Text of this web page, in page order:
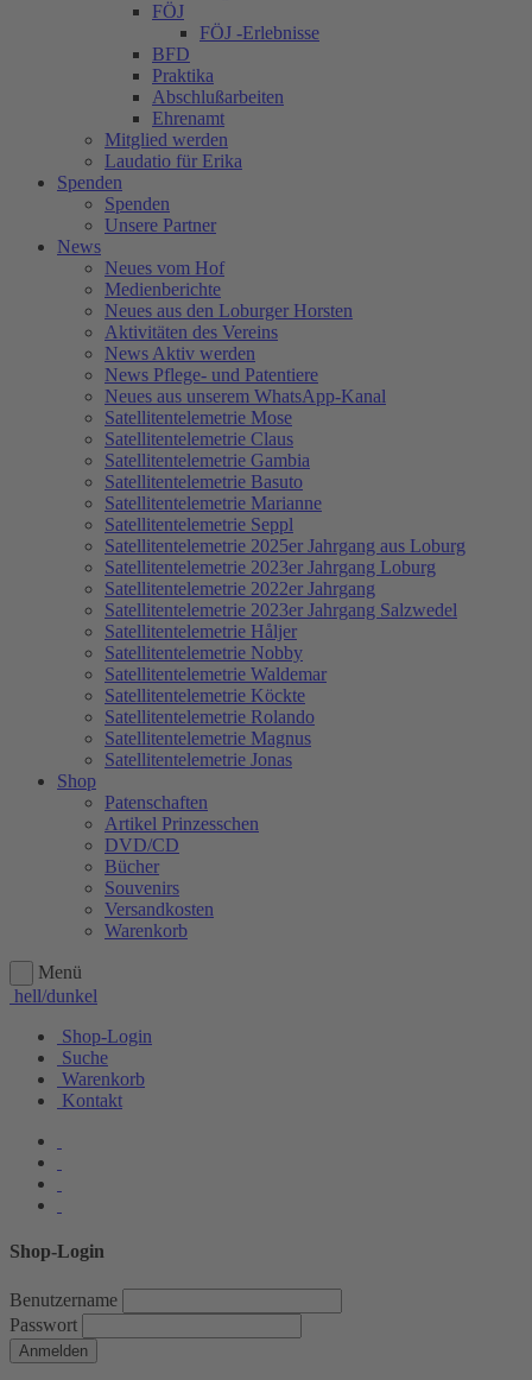
FÖJ
FÖJ -Erlebnisse
BFD
Praktika
Abschlußarbeiten
Ehrenamt
Mitglied werden
Laudatio für Erika
Spenden
Spenden
Unsere Partner
News
Neues vom Hof
Medienberichte
Neues aus den Loburger Horsten
Aktivitäten des Vereins
News Aktiv werden
News Pflege- und Patentiere
Neues aus unserem WhatsApp-Kanal
Satellitentelemetrie Mose
Satellitentelemetrie Claus
Satellitentelemetrie Gambia
Satellitentelemetrie Basuto
Satellitentelemetrie Marianne
Satellitentelemetrie Seppl
Satellitentelemetrie 2025er Jahrgang aus Loburg
Satellitentelemetrie 2023er Jahrgang Loburg
Satellitentelemetrie 2022er Jahrgang
Satellitentelemetrie 2023er Jahrgang Salzwedel
Satellitentelemetrie Håljer
Satellitentelemetrie Nobby
Satellitentelemetrie Waldemar
Satellitentelemetrie Köckte
Satellitentelemetrie Rolando
Satellitentelemetrie Magnus
Satellitentelemetrie Jonas
Shop
Patenschaften
Artikel Prinzesschen
DVD/CD
Bücher
Souvenirs
Versandkosten
Warenkorb
Menü
hell/dunkel
Shop-Login
Suche
Warenkorb
Kontakt
Shop-Login
Benutzername
Passwort
Anmelden